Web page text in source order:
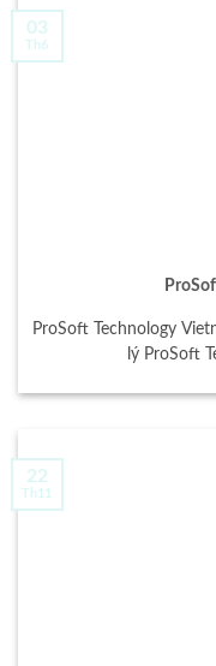
ProSoft Technology
lý ProSoft
03
Th6
22
Th11